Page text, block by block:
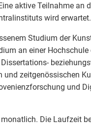
aktive Teilnahme an
wird erwartet.
Studium der
an einer Hochschule
zeitgenössischen
und
Die Laufzeit